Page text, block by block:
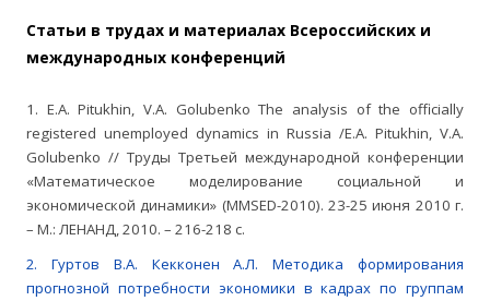
Статьи в трудах и материалах Всероссийских и
международных конференций
1. E.A. Pitukhin, V.A. Golubenko The analysis of the officially
registered unemployed dynamics in Russia /E.A. Pitukhin, V.A.
Golubenko // Труды Третьей международной конференции
«Математическое моделирование социальной и
экономической динамики» (MMSED-2010). 23-25 июня 2010 г.
– М.: ЛЕНАНД, 2010. – 216-218 с.
2. Гуртов В.А. Кекконен А.Л. Методика формирования
прогнозной потребности экономики в кадрах по группам